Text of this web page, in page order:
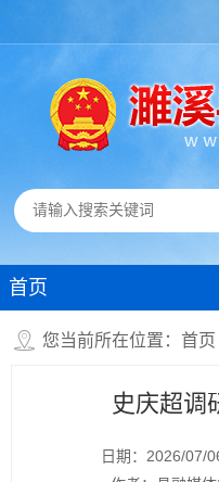
首页
您当前所在位置： 首页
史庆超调
日期：2026/07/